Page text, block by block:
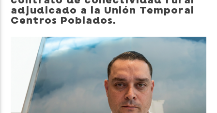
adjudicado a la Unión Temporal
Centros Poblados.